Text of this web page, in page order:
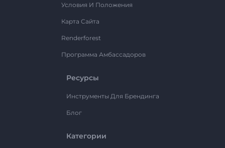
Условия И Положения
Карта Сайта
Renderforest
Программа Амбассадоров
Ресурсы
Инструменты Для Брендинга
Блог
Категории